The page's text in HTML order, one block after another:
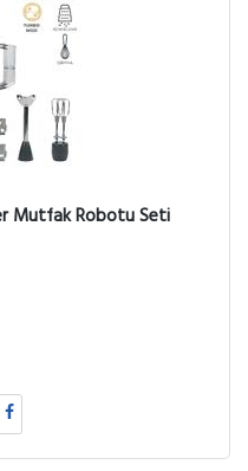
Mutfak Robotu Seti